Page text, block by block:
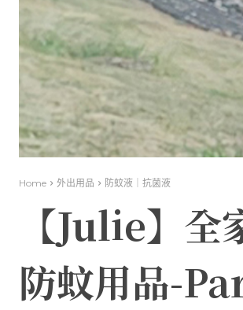
Home 外出用品 防蚊液｜抗菌液
【Julie】
防蚊用品-